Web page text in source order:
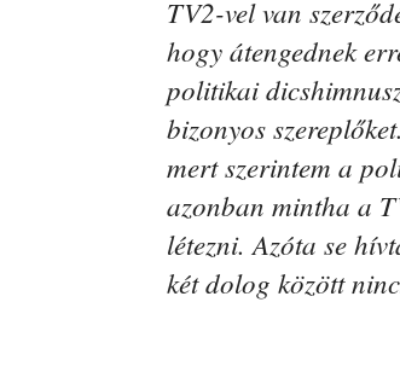
TV2-vel van
hogy átengednek
politikai
bizonyos
mert szerintem a
azonban mintha a
létezni. Azóta se
két dolog között